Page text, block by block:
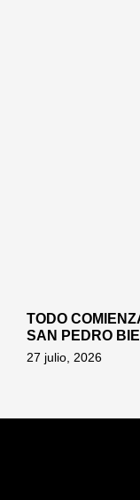
TODO
SAN PEDRO
27 julio, 2026